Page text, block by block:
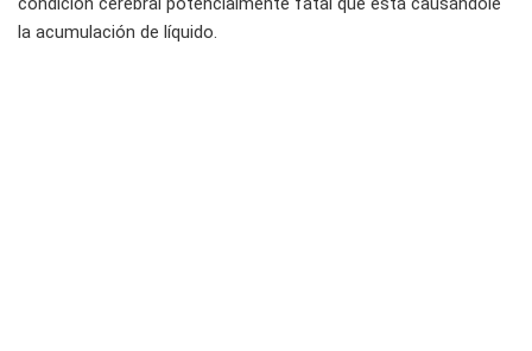
la acumulación de líquido.